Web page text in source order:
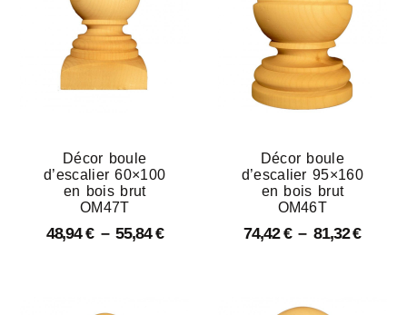
Décor boule
d’escalier 60×100
en bois brut
OM47T
48,94€ – 55,84€
Décor boule
d’escalier 95×160
en bois brut
OM46T
74,42€ – 81,32€